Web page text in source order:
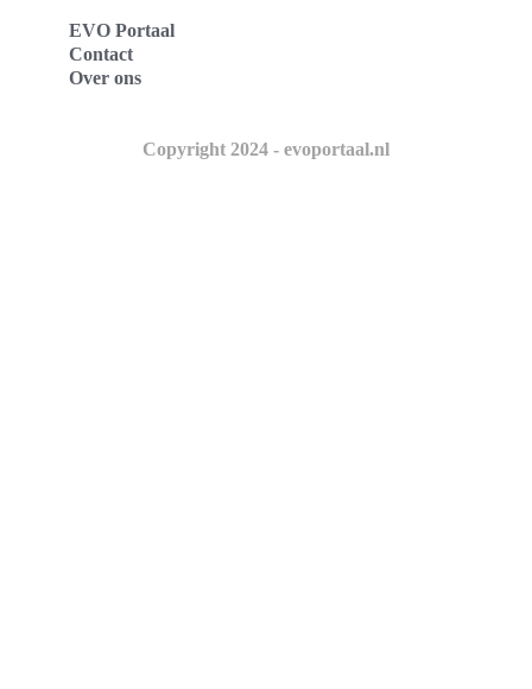
EVO Portaal
Contact
Over ons
Copyright 2024 - evoportaal.nl